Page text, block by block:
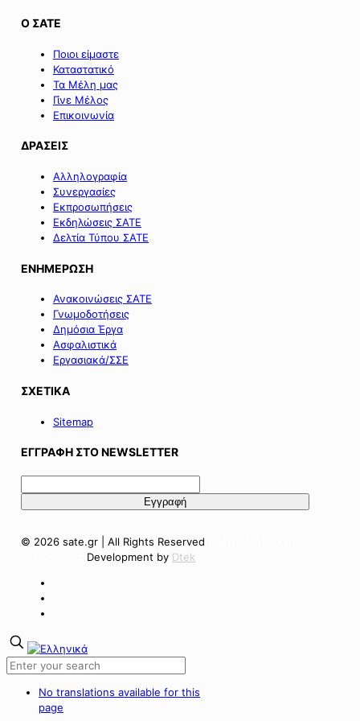
Ο ΣΑΤΕ
Ποιοι είμαστε
Καταστατικό
Τα Μέλη μας
Γίνε Μέλος
Επικοινωνία
ΔΡΑΣΕΙΣ
Αλληλογραφία
Συνεργασίες
Εκπροσωπήσεις
Εκδηλώσεις ΣΑΤΕ
Δελτία Τύπου ΣΑΤΕ
ΕΝΗΜΕΡΩΣΗ
Ανακοινώσεις ΣΑΤΕ
Γνωμοδοτήσεις
Δημόσια Έργα
Ασφαλιστικά
Εργασιακά/ΣΣΕ
ΣΧΕΤΙΚΑ
Sitemap
ΕΓΓΡΑΦΗ ΣΤΟ NEWSLETTER
© 2026 sate.gr | All Rights Reserved
Development by Dtek
No translations available for this
page